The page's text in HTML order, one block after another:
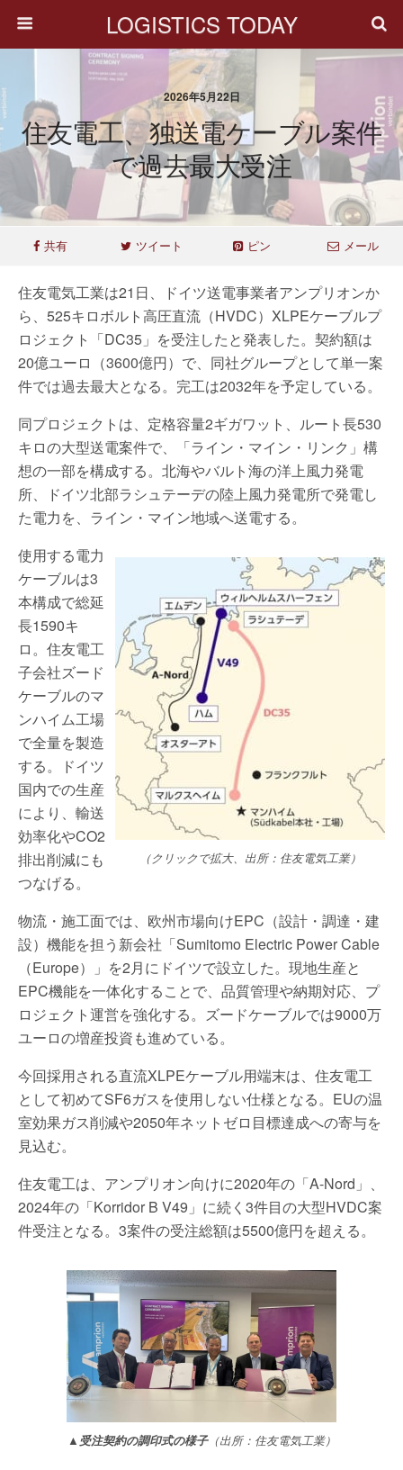
LOGISTICS TODAY
2026年5月22日
住友電工、独送電ケーブル案件
で過去最大受注
共有 ツイート ピン メール
住友電気工業は21日、ドイツ送電事業者アンプリオンか
ら、525キロボルト高圧直流（HVDC）XLPEケーブルプ
ロジェクト「DC35」を受注したと発表した。契約額は
20億ユーロ（3600億円）で、同社グループとして単一案
件では過去最大となる。完工は2032年を予定している。
同プロジェクトは、定格容量2ギガワット、ルート長530
キロの大型送電案件で、「ライン・マイン・リンク」構
想の一部を構成する。北海やバルト海の洋上風力発電
所、ドイツ北部ラシュテーデの陸上風力発電所で発電し
た電力を、ライン・マイン地域へ送電する。
（クリックで拡大、出所：住友電気工業）
使用する電力
ケーブルは3
本構成で総延
長1590キ
ロ。住友電工
子会社ズード
ケーブルのマ
ンハイム工場
で全量を製造
する。ドイツ
国内での生産
により、輸送
効率化やCO2
排出削減にも
つなげる。
物流・施工面では、欧州市場向けEPC（設計・調達・建
設）機能を担う新会社「Sumitomo Electric Power Cable
（Europe）」を2月にドイツで設立した。現地生産と
EPC機能を一体化することで、品質管理や納期対応、プ
ロジェクト運営を強化する。ズードケーブルでは9000万
ユーロの増産投資も進めている。
今回採用される直流XLPEケーブル用端末は、住友電工
として初めてSF6ガスを使用しない仕様となる。EUの温
室効果ガス削減や2050年ネットゼロ目標達成への寄与を
見込む。
住友電工は、アンプリオン向けに2020年の「A-Nord」、
2024年の「Korridor B V49」に続く3件目の大型HVDC案
件受注となる。3案件の受注総額は5500億円を超える。
▲受注契約の調印式の様子（出所：住友電気工業）